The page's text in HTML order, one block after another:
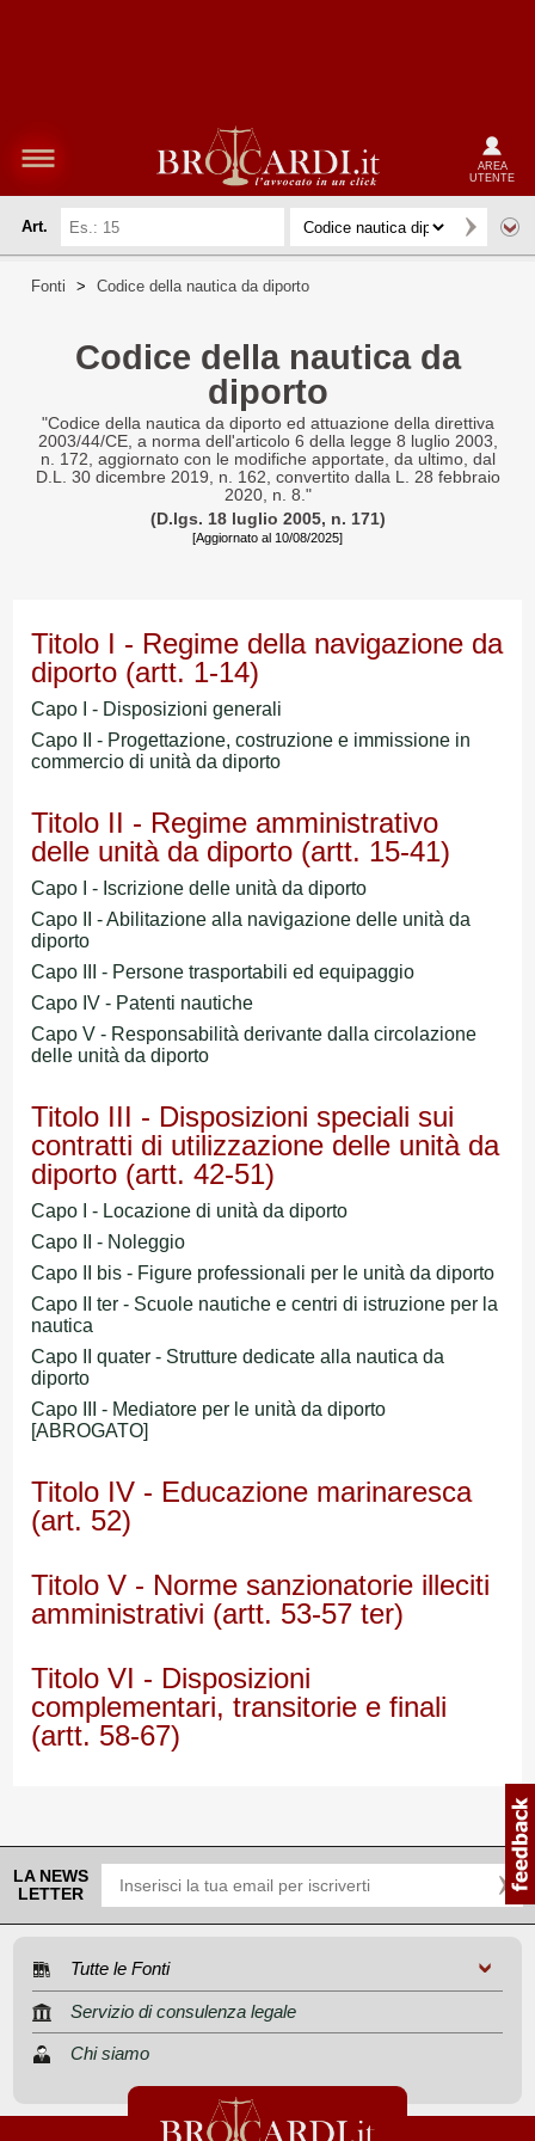
AREA
UTENTE
Art.
Fonti > Codice della nautica da diporto
Codice della nautica da
diporto
"Codice della nautica da diporto ed attuazione della direttiva
2003/44/CE, a norma dell'articolo 6 della legge 8 luglio 2003,
n. 172, aggiornato con le modifiche apportate, da ultimo, dal
D.L. 30 dicembre 2019, n. 162, convertito dalla L. 28 febbraio
2020, n. 8."
(D.lgs. 18 luglio 2005, n. 171)
[Aggiornato al 10/08/2025]
Titolo I - Regime della navigazione da
diporto (artt. 1-14)
Capo I - Disposizioni generali
Capo II - Progettazione, costruzione e immissione in
commercio di unità da diporto
Titolo II - Regime amministrativo
delle unità da diporto (artt. 15-41)
Capo I - Iscrizione delle unità da diporto
Capo II - Abilitazione alla navigazione delle unità da
diporto
Capo III - Persone trasportabili ed equipaggio
Capo IV - Patenti nautiche
Capo V - Responsabilità derivante dalla circolazione
delle unità da diporto
Titolo III - Disposizioni speciali sui
contratti di utilizzazione delle unità da
diporto (artt. 42-51)
Capo I - Locazione di unità da diporto
Capo II - Noleggio
Capo II bis - Figure professionali per le unità da diporto
Capo II ter - Scuole nautiche e centri di istruzione per la
nautica
Capo II quater - Strutture dedicate alla nautica da
diporto
Capo III - Mediatore per le unità da diporto
[ABROGATO]
Titolo IV - Educazione marinaresca
(art. 52)
Titolo V - Norme sanzionatorie illeciti
amministrativi (artt. 53-57 ter)
Titolo VI - Disposizioni
complementari, transitorie e finali
(artt. 58-67)
LA NEWS
LETTER
Tutte le Fonti
Servizio di consulenza legale
Chi siamo